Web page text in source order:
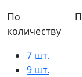
По
количеству
7 шт.
9 шт.